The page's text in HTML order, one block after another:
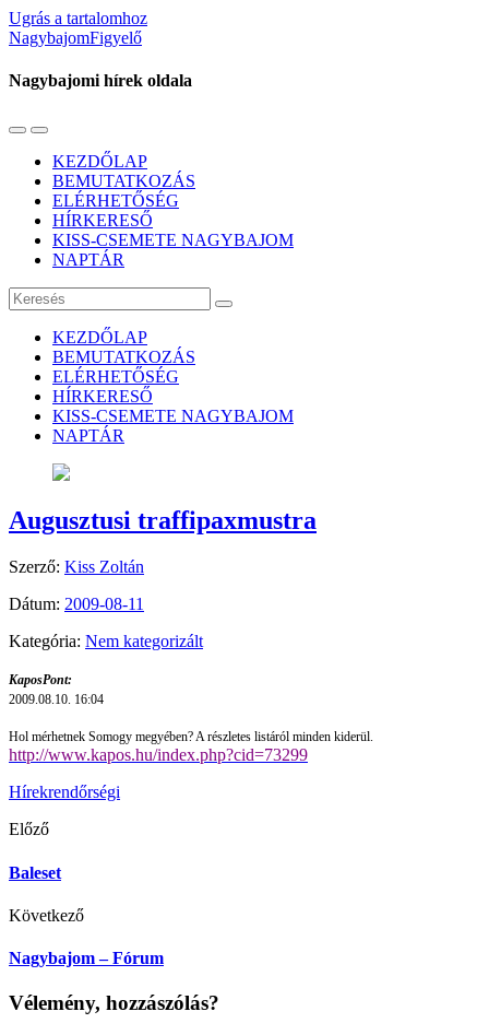
Ugrás a tartalomhoz
NagybajomFigyelő
Nagybajomi hírek oldala
Váltás
mobil
menüre
Használja
keresés
mezőt
KEZDŐLAP
BEMUTATKOZÁS
ELÉRHETŐSÉG
HÍRKERESŐ
KISS-CSEMETE NAGYBAJOM
NAPTÁR
Keresés
KEZDŐLAP
BEMUTATKOZÁS
ELÉRHETŐSÉG
HÍRKERESŐ
KISS-CSEMETE NAGYBAJOM
NAPTÁR
Augusztusi traffipaxmustra
Szerző: Kiss Zoltán
Dátum: 2009-08-11
Kategória: Nem kategorizált
KaposPont:
2009.08.10. 16:04
Hol mérhetnek Somogy megyében? A részletes listáról minden kiderül.
http://www.kapos.hu/index.php?cid=73299
Hírekrendőrségi
Előző
Baleset
Következő
Nagybajom – Fórum
Vélemény, hozzászólás?